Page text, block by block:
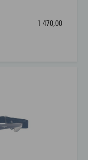
1 470,00